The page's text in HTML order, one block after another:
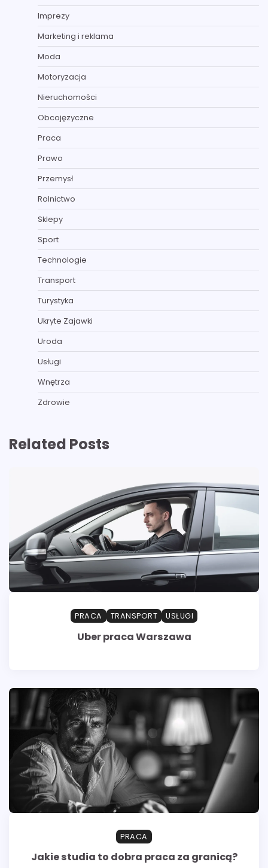
Imprezy
Marketing i reklama
Moda
Motoryzacja
Nieruchomości
Obcojęzyczne
Praca
Prawo
Przemysł
Rolnictwo
Sklepy
Sport
Technologie
Transport
Turystyka
Ukryte Zajawki
Uroda
Usługi
Wnętrza
Zdrowie
Related Posts
PRACA TRANSPORT USŁUGI
Uber praca Warszawa
PRACA
Jakie studia to dobra praca za granicą?